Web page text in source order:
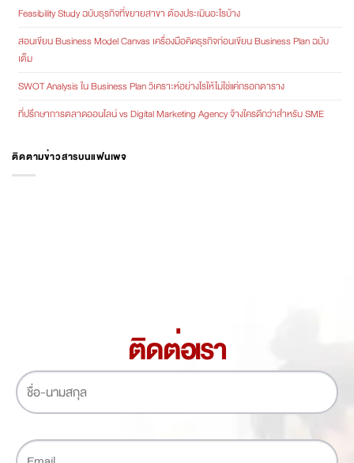
Feasibility Study ฉบับธุรกิจที่ขยายสาขา ต้องประเมินอะไรบ้าง
สอนเขียน Business Model Canvas เครื่องมือคิดธุรกิจก่อนเขียน Business Plan ฉบับ
เต็ม
SWOT Analysis ใน Business Plan วิเคราะห์อย่างไรให้ไม่ใช่แค่กรอกตาราง
ที่ปรึกษาการตลาดออนไลน์ vs Digital Marketing Agency จ้างใครดีกว่าสำหรับ SME
ติดตามข่าวสารบนแฟนเพจ
ติดต่อเรา